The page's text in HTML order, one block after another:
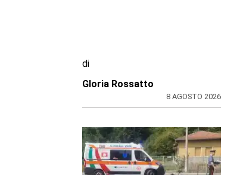
di
Gloria Rossatto
8 AGOSTO 2026